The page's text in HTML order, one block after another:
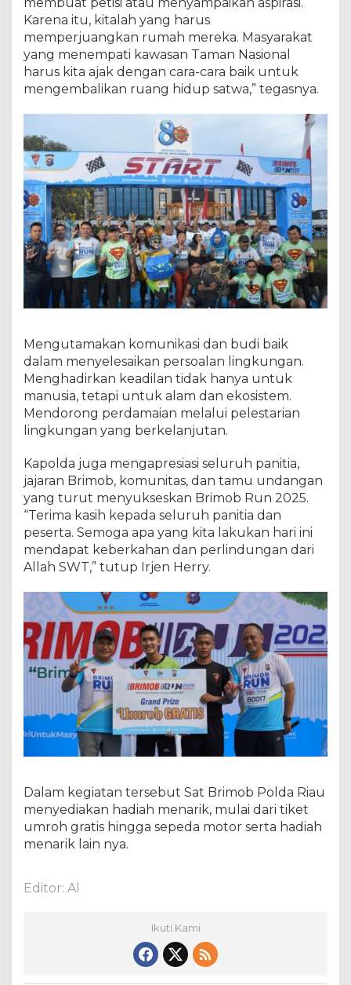
membuat petisi atau menyampaikan aspirasi.
Karena itu, kitalah yang harus
memperjuangkan rumah mereka. Masyarakat
yang menempati kawasan Taman Nasional
harus kita ajak dengan cara-cara baik untuk
mengembalikan ruang hidup satwa,” tegasnya.
Mengutamakan komunikasi dan budi baik
dalam menyelesaikan persoalan lingkungan.
Menghadirkan keadilan tidak hanya untuk
manusia, tetapi untuk alam dan ekosistem.
Mendorong perdamaian melalui pelestarian
lingkungan yang berkelanjutan.
Kapolda juga mengapresiasi seluruh panitia,
jajaran Brimob, komunitas, dan tamu undangan
yang turut menyukseskan Brimob Run 2025.
“Terima kasih kepada seluruh panitia dan
peserta. Semoga apa yang kita lakukan hari ini
mendapat keberkahan dan perlindungan dari
Allah SWT,” tutup Irjen Herry.
Dalam kegiatan tersebut Sat Brimob Polda Riau
menyediakan hadiah menarik, mulai dari tiket
umroh gratis hingga sepeda motor serta hadiah
menarik lain nya.
Editor: Al
Ikuti Kami